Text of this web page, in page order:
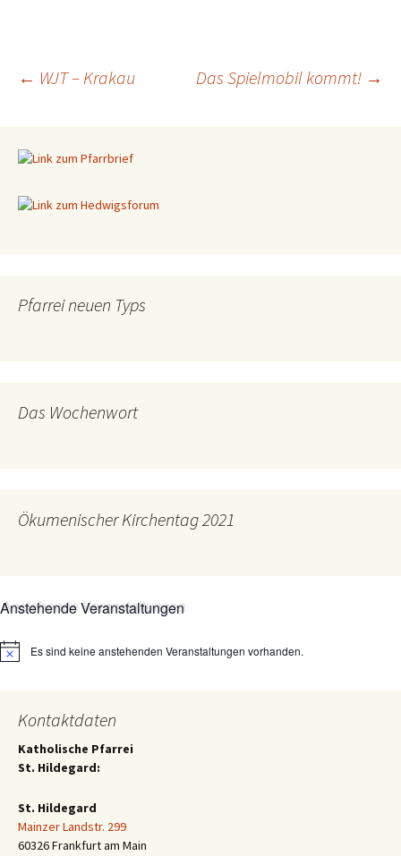
← WJT – Krakau Das Spielmobil kommt! →
Pfarrei neuen Typs
Das Wochenwort
Ökumenischer Kirchentag 2021
Anstehende Veranstaltungen
HinweisEs sind keine anstehenden Veranstaltungen vorhanden.
Kontaktdaten
Katholische Pfarrei
St. Hildegard:
St. Hildegard
Mainzer Landstr. 299
60326 Frankfurt am Main